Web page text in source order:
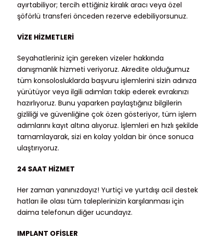
ayırtabiliyor; tercih ettiğiniz kiralık aracı veya özel
şöförlü transferi önceden rezerve edebiliyorsunuz.
VİZE HİZMETLERİ
Seyahatleriniz için gereken vizeler hakkında
danışmanlık hizmeti veriyoruz. Akredite olduğumuz
tüm konsolosluklarda başvuru işlemlerini sizin adınıza
yürütüyor veya ilgili adımları takip ederek evrakınızı
hazırlıyoruz. Bunu yaparken paylaştığınız bilgilerin
gizliliği ve güvenliğine çok özen gösteriyor, tüm işlem
adımlarını kayıt altına alıyoruz. İşlemleri en hızlı şekilde
tamamlayarak, sizi en kolay yoldan bir önce sonuca
ulaştırıyoruz.
24 SAAT HİZMET
Her zaman yanınızdayız! Yurtiçi ve yurtdışı acil destek
hatları ile olası tüm taleplerinizin karşılanması için
daima telefonun diğer ucundayız.
IMPLANT OFİSLER